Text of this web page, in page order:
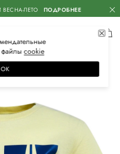
ВЕСНА-ЛЕТО ПОДРОБНЕЕ
Майки и футболки
файлысооkiе
ОК